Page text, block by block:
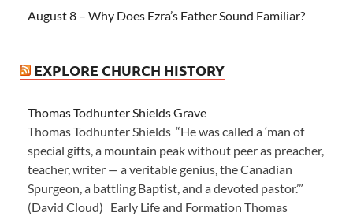
August 8 – Why Does Ezra’s Father Sound Familiar?
EXPLORE CHURCH HISTORY
Thomas Todhunter Shields Grave
Thomas Todhunter Shields “He was called a ‘man of
special gifts, a mountain peak without peer as preacher,
teacher, writer — a veritable genius, the Canadian
Spurgeon, a battling Baptist, and a devoted pastor.’”
(David Cloud) Early Life and Formation Thomas